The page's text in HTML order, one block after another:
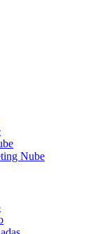
Nube